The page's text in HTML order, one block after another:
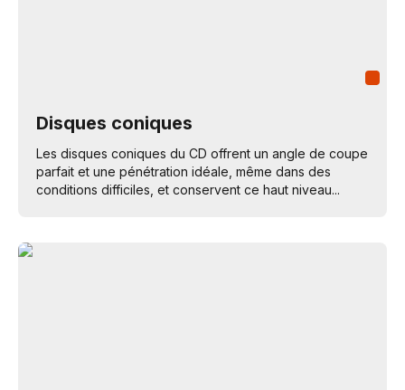
Disques coniques
Les disques coniques du CD offrent un angle de coupe
parfait et une pénétration idéale, même dans des
conditions difficiles, et conservent ce haut niveau...